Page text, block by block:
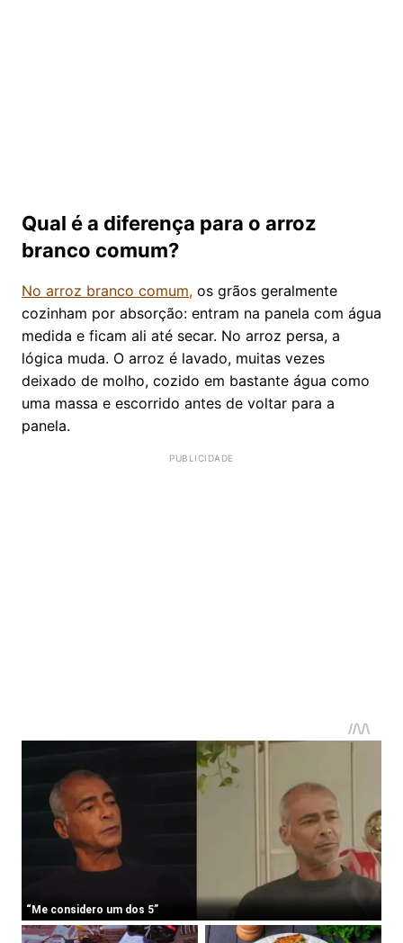
Qual é a diferença para o arroz
branco comum?
No arroz branco comum, os grãos geralmente
cozinham por absorção: entram na panela com água
medida e ficam ali até secar. No arroz persa, a
lógica muda. O arroz é lavado, muitas vezes
deixado de molho, cozido em bastante água como
uma massa e escorrido antes de voltar para a
panela.